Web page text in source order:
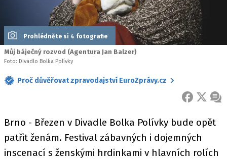
Prohlédněte si 4 fotografie
Můj báječný rozvod (Agentura Jan Balzer)
Foto: Divadlo Bolka Polívky
Proč důvěřovat zpravodajství EuroZprávy.cz
FACEBOOK
X
Brno - Březen v Divadle Bolka Polívky bude opět
patřit ženám. Festival zábavných i dojemných
inscenací s ženskými hrdinkami v hlavních rolích